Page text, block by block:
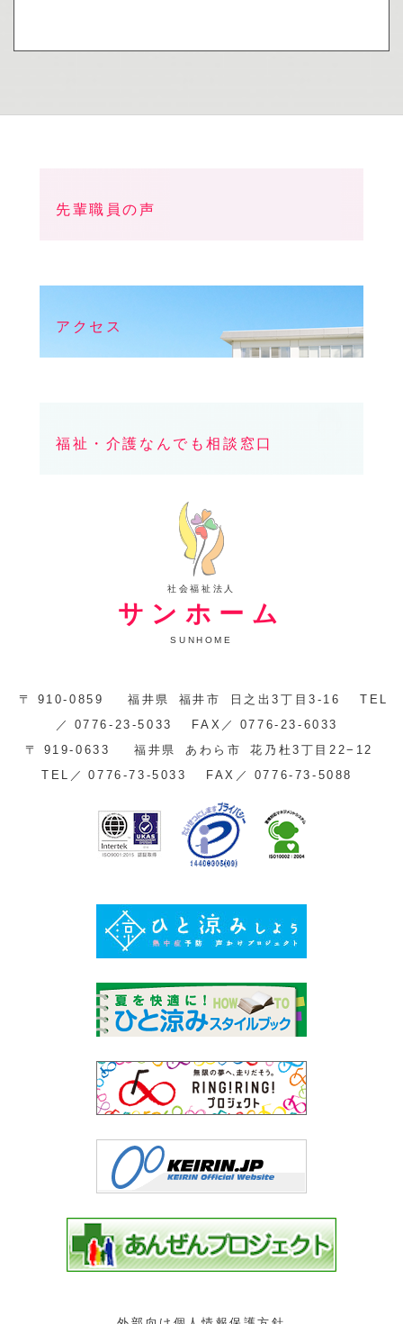
先輩職員の声
アクセス
福祉・介護なんでも相談窓口
社会福祉法人
サンホーム
SUNHOME
〒 910-0859 福井県 福井市 日之出3丁目3-16
TEL
／
0776-23-5033 FAX／
0776-23-6033
〒
919-0633 福井県 あわら市
花乃杜3丁目22−12
TEL／
0776-73-5033 FAX／ 0776-73-5088